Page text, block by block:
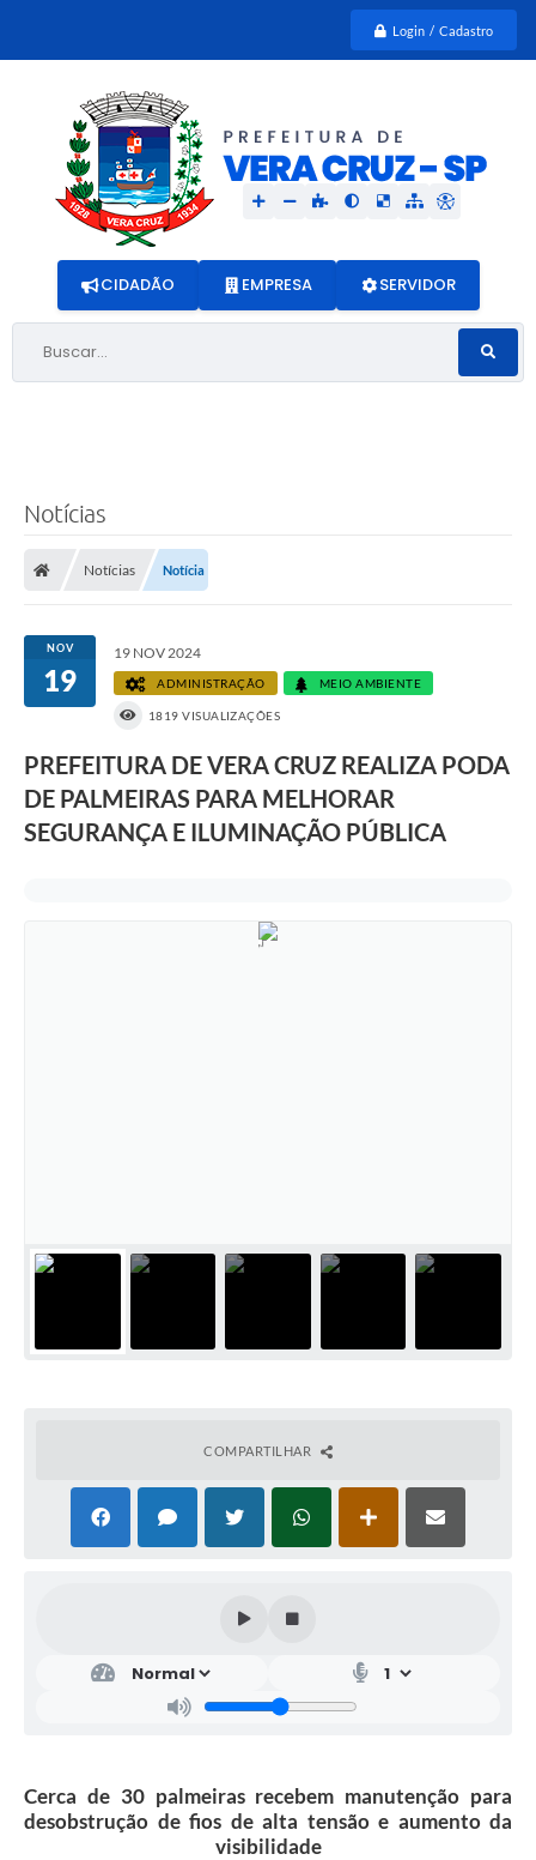
Login / Cadastro
Buscar...
CIDADÃO EMPRESA SERVIDOR
Notícias
Notícias Notícia
NOV
19
19 NOV 2024
ADMINISTRAÇÃO MEIO AMBIENTE
1819 VISUALIZAÇÕES
PREFEITURA DE VERA CRUZ REALIZA PODA
DE PALMEIRAS PARA MELHORAR
SEGURANÇA E ILUMINAÇÃO PÚBLICA
COMPARTILHAR
Cerca de 30 palmeiras recebem manutenção para
desobstrução de fios de alta tensão e aumento da
visibilidade